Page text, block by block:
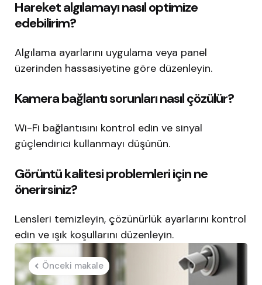
Hareket algılamayı nasıl optimize
edebilirim?
Algılama ayarlarını uygulama veya panel
üzerinden hassasiyetine göre düzenleyin.
Kamera bağlantı sorunları nasıl çözülür?
Wi-Fi bağlantısını kontrol edin ve sinyal
güçlendirici kullanmayı düşünün.
Görüntü kalitesi problemleri için ne
önerirsiniz?
Lensleri temizleyin, çözünürlük ayarlarını kontrol
edin ve ışık koşullarını düzenleyin.
Post
navigation
Önceki makale